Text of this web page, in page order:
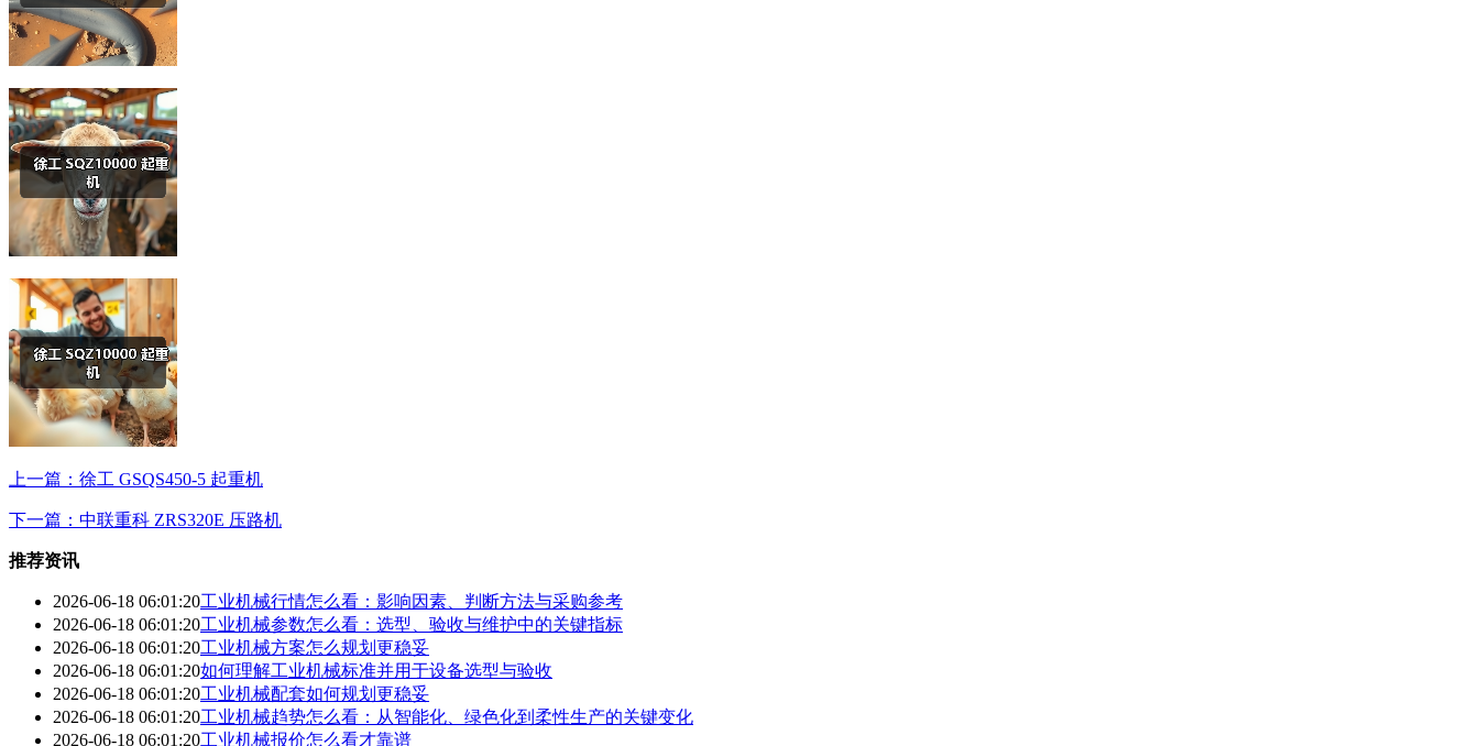
上一篇：徐工 GSQS450-5 起重机
下一篇：中联重科 ZRS320E 压路机
推荐资讯
2026-06-18 06:01:20工业机械行情怎么看：影响因素、判断方法与采购参考
2026-06-18 06:01:20工业机械参数怎么看：选型、验收与维护中的关键指标
2026-06-18 06:01:20工业机械方案怎么规划更稳妥
2026-06-18 06:01:20如何理解工业机械标准并用于设备选型与验收
2026-06-18 06:01:20工业机械配套如何规划更稳妥
2026-06-18 06:01:20工业机械趋势怎么看：从智能化、绿色化到柔性生产的关键变化
2026-06-18 06:01:20工业机械报价怎么看才靠谱